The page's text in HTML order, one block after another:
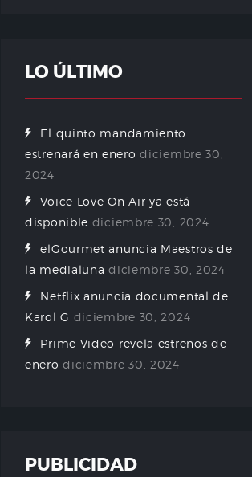
LO ÚLTIMO
El quinto mandamiento
estrenará en enero diciembre 30,
2024
Voice Love On Air ya está
disponible diciembre 30, 2024
elGourmet anuncia Maestros de
la medialuna diciembre 30, 2024
Netflix anuncia documental de
Karol G diciembre 30, 2024
Prime Video revela estrenos de
enero diciembre 30, 2024
PUBLICIDAD